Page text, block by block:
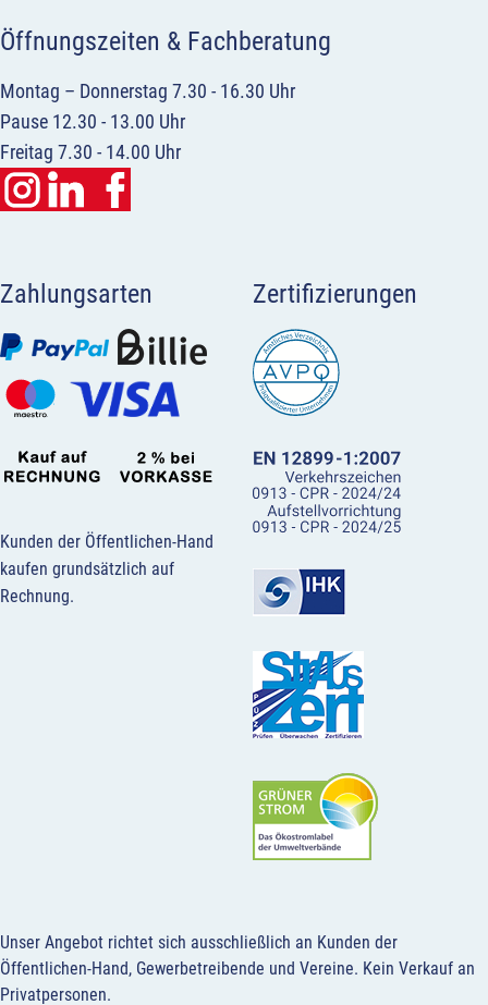
Öffnungszeiten & Fachberatung
Montag – Donnerstag 7.30 - 16.30 Uhr
Pause 12.30 - 13.00 Uhr
Freitag 7.30 - 14.00 Uhr
Zahlungsarten
Kunden der Öffentlichen-Hand
kaufen grundsätzlich auf
Rechnung.
Zertifizierungen
Unser Angebot richtet sich ausschließlich an Kunden der
Öffentlichen-Hand, Gewerbetreibende und Vereine. Kein Verkauf an
Privatpersonen.